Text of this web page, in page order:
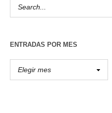
ENTRADAS POR MES